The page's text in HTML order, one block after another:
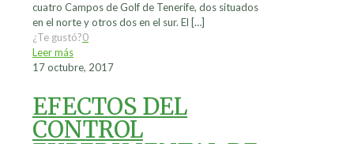
cuatro Campos de Golf de Tenerife, dos situados
en el norte y otros dos en el sur. El […]
¿Te gustó?0
Leer más
17 octubre, 2017
EFECTOS DEL
CONTROL